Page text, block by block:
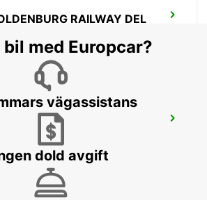
RAILWAY DEL
- GERMANY
med Europcar?
vägassistans
dold avgift